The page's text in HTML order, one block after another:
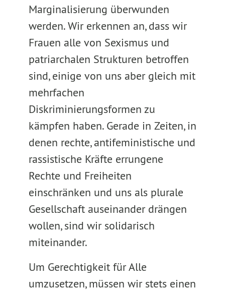
Marginalisierung überwunden
werden. Wir erkennen an, dass wir
Frauen alle von Sexismus und
patriarchalen Strukturen betroffen
sind, einige von uns aber gleich mit
mehrfachen
Diskriminierungsformen zu
kämpfen haben. Gerade in Zeiten, in
denen rechte, antifeministische und
rassistische Kräfte errungene
Rechte und Freiheiten
einschränken und uns als plurale
Gesellschaft auseinander drängen
wollen, sind wir solidarisch
miteinander.
Um Gerechtigkeit für Alle
umzusetzen, müssen wir stets einen